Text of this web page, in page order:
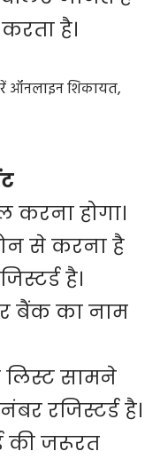
है।
ऑनलाइन शिकायत,
होगा।
से करना है
है।
बैंक का नाम
सामने
रजिस्टर्ड है।
की जरूरत